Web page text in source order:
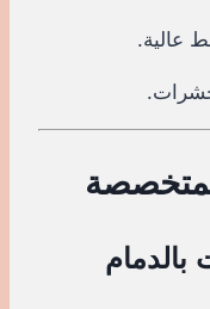
عالية.
بالدمام